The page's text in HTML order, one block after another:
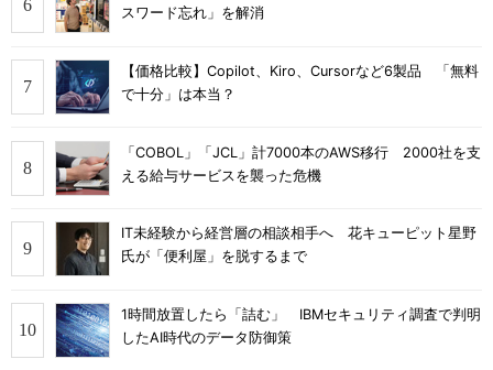
スワード忘れ」を解消
【価格比較】Copilot、Kiro、Cursorなど6製品 「無料
で十分」は本当？
「COBOL」「JCL」計7000本のAWS移行 2000社を支
える給与サービスを襲った危機
IT未経験から経営層の相談相手へ 花キューピット星野
氏が「便利屋」を脱するまで
1時間放置したら「詰む」 IBMセキュリティ調査で判明
したAI時代のデータ防御策